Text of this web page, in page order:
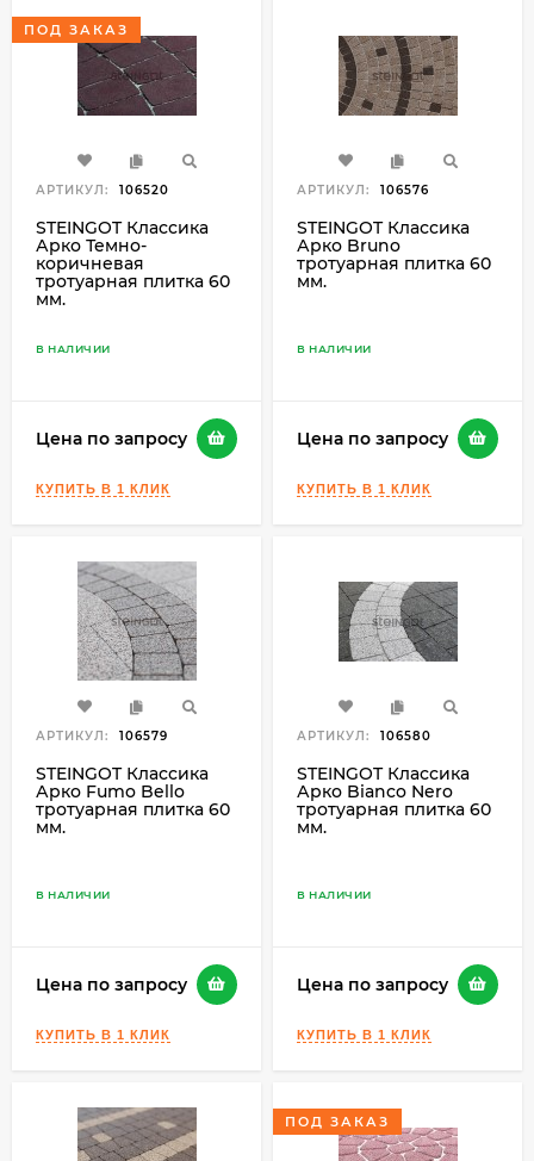
ПОД ЗАКАЗ
АРТИКУЛ: 106520
STEINGOT Классика
Арко Темно-
коричневая
тротуарная плитка 60
мм.
В НАЛИЧИИ
Цена по запросу
АРТИКУЛ: 106576
STEINGOT Классика
Арко Bruno
тротуарная плитка 60
мм.
В НАЛИЧИИ
Цена по запросу
АРТИКУЛ: 106579
STEINGOT Классика
Арко Fumo Bello
тротуарная плитка 60
мм.
В НАЛИЧИИ
Цена по запросу
АРТИКУЛ: 106580
STEINGOT Классика
Арко Bianco Nero
тротуарная плитка 60
мм.
В НАЛИЧИИ
Цена по запросу
ПОД ЗАКАЗ